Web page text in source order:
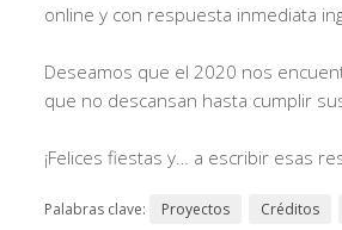
online y con respuesta inmediata
Deseamos que el 2020 nos
que no descansan hasta cumplir
¡Felices fiestas y… a escribir esas
Palabras clave: Proyectos Créditos